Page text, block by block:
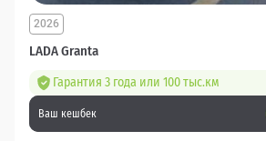
LADA Granta
2026
Гарантия 3 года или 100 тыс.км
Ваш кешбек